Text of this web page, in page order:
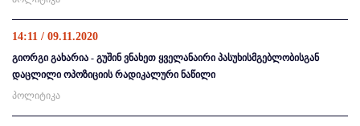
14:11 / 09.11.2020
გიორგი გახარია - გუშინ ვნახეთ ყველანაირი პასუხისმგებლობისგან
დაცლილი ოპოზიციის რადიკალური ნაწილი
პოლიტიკა